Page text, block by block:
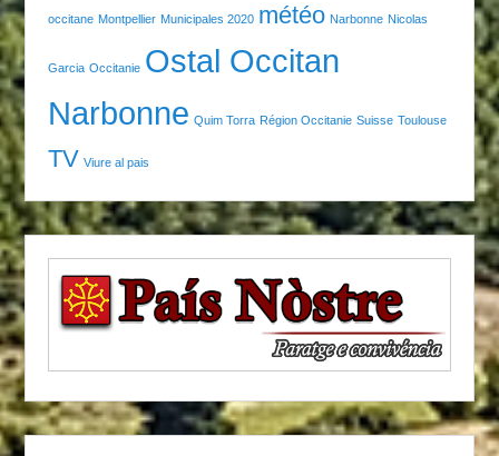
occitane Montpellier Municipales 2020 météo Narbonne Nicolas
Garcia Occitanie Ostal Occitan
Narbonne Quim Torra Région Occitanie Suisse Toulouse
TV Viure al pais